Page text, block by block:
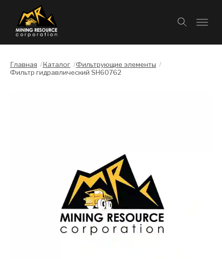
Главная /Каталог /Фильтрующие элементы /
Фильтр гидравлический SH60762